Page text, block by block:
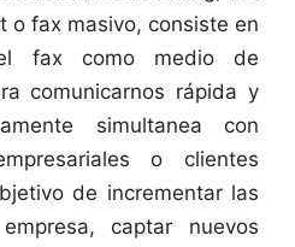
o fax masivo, consiste en
fax como medio de
comunicarnos rápida y
simultanea con
o clientes
de incrementar las
captar nuevos